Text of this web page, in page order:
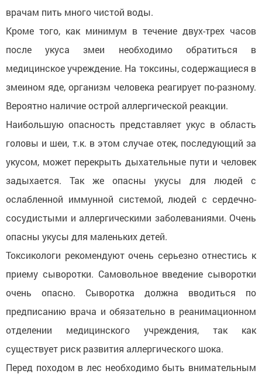
врачам пить много чистой воды.
Кроме того, как минимум в течение двух-трех часов
после укуса змеи необходимо обратиться в
медицинское учреждение. На токсины, содержащиеся в
змеином яде, организм человека реагирует по-разному.
Вероятно наличие острой аллергической реакции.
Наибольшую опасность представляет укус в область
головы и шеи, т.к. в этом случае отек, последующий за
укусом, может перекрыть дыхательные пути и человек
задыхается. Так же опасны укусы для людей с
ослабленной иммунной системой, людей с сердечно-
сосудистыми и аллергическими заболеваниями. Очень
опасны укусы для маленьких детей.
Токсикологи рекомендуют очень серьезно отнестись к
приему сыворотки. Самовольное введение сыворотки
очень опасно. Сыворотка должна вводиться по
предписанию врача и обязательно в реанимационном
отделении медицинского учреждения, так как
существует риск развития аллергического шока.
Перед походом в лес необходимо быть внимательным